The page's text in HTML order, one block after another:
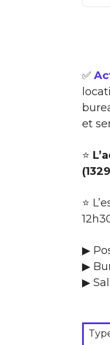
✅
et
⭐
⭐
▶
▶
▶